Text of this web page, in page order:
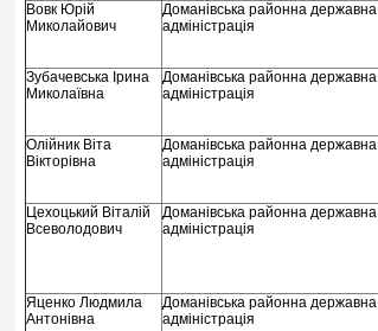
Вовк Юрій
Миколайович
Доманівська районна державна
адміністрація
Зубачевська Ірина
Миколаївна
Доманівська районна державна
адміністрація
Олійник Віта
Вікторівна
Доманівська районна державна
адміністрація
Цехоцький Віталій
Всеволодович
Доманівська районна державна
адміністрація
Яценко Людмила
Антонівна
Доманівська районна державна
адміністрація